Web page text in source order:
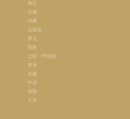
東京
京都
沖縄
北海道
東北
関東
北陸・甲信越
東海
近畿
中国
四国
九州